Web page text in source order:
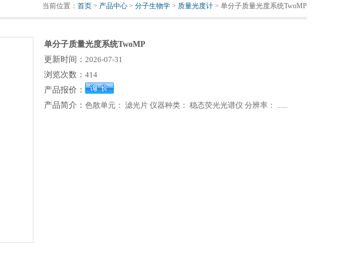
当前位置： 首页 > 产品中心 > 分子生物学 > 质量光度计 > 单分子质量光度系统TwoMP
单分子质量光度系统TwoMP
更新时间： 2026-07-31
浏览次数： 414
产品报价：
产品简介： 色散单元： 滤光片 仪器种类： 稳态荧光光谱仪 分辨率： ......